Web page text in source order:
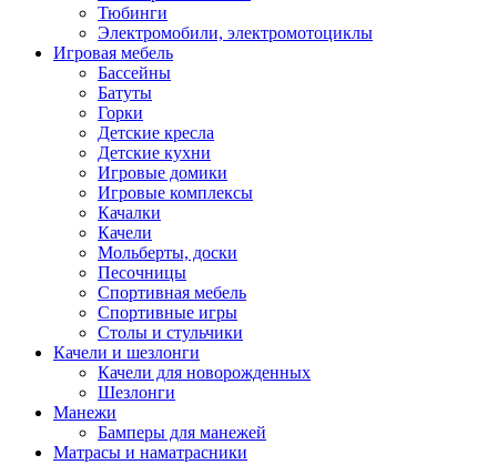
Тюбинги
Электромобили, электромотоциклы
Игровая мебель
Бассейны
Батуты
Горки
Детские кресла
Детские кухни
Игровые домики
Игровые комплексы
Качалки
Качели
Мольберты, доски
Песочницы
Спортивная мебель
Спортивные игры
Столы и стульчики
Качели и шезлонги
Качели для новорожденных
Шезлонги
Манежи
Бамперы для манежей
Матрасы и наматрасники